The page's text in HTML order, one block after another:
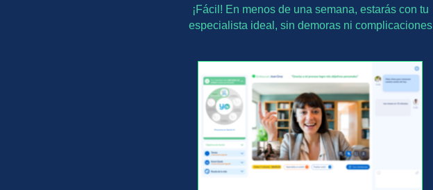
¡Fácil! En menos de una semana, estarás con tu
especialista ideal, sin demoras ni complicaciones